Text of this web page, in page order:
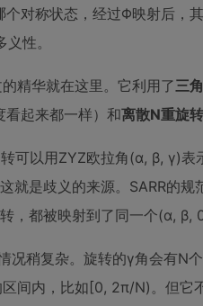
对称状态，经过Φ映射后，
性。
精华就在这里。它利用了三
看起来都一样）和离散N重旋
可以用ZYZ欧拉角(α, β, γ)
就是歧义的来源。SARR的规
，都被映射到了同一个(α, β,
况稍复杂。旋转的γ角会有
区间内，比如[0, 2π/N)。但